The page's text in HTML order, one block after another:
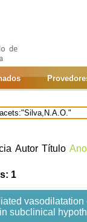
Autor Título Ano
1
subclinical